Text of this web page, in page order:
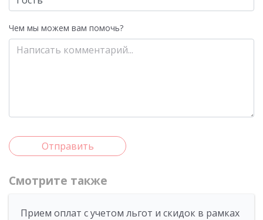
Чем мы можем вам помочь?
Отправить
Смотрите также
Прием оплат с учетом льгот и скидок в рамках